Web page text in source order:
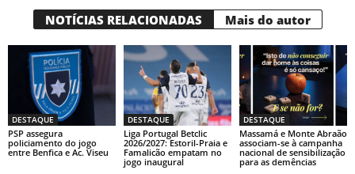
NOTÍCIAS RELACIONADAS Mais do autor
DESTAQUE
PSP assegura
policiamento do jogo
entre Benfica e Ac. Viseu
DESTAQUE
Liga Portugal Betclic
2026/2027: Estoril-Praia e
Famalicão empatam no
jogo inaugural
DESTAQUE
Massamá e Monte Abraão
associam-se à campanha
nacional de sensibilização
para as demências